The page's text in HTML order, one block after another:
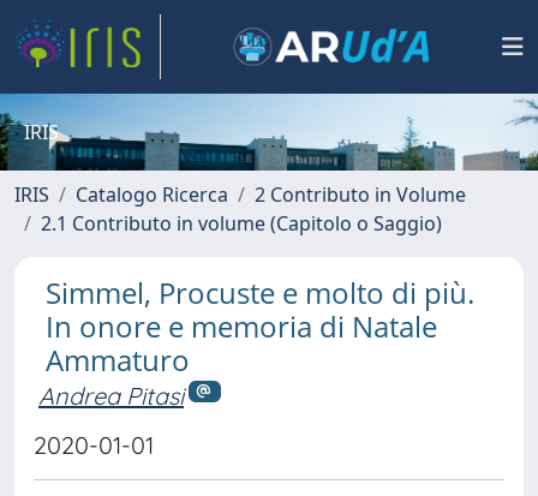
IRIS
IRIS Catalogo Ricerca
2 Contributo in Volume
2.1 Contributo in volume (Capitolo o Saggio)
Simmel, Procuste e molto di più.
In onore e memoria di Natale
Ammaturo
Andrea Pitasi
2020-01-01